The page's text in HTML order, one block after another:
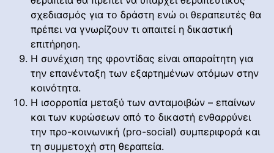
σχεδιασμός για το δράστη ενώ οι θεραπευτές θα
πρέπει να γνωρίζουν τι απαιτεί η δικαστική
επιτήρηση.
Η συνέχιση της φροντίδας είναι απαραίτητη για
την επανένταξη των εξαρτημένων ατόμων στην
κοινότητα.
Η ισορροπία μεταξύ των ανταμοιβών – επαίνων
και των κυρώσεων από το δικαστή ενθαρρύνει
την προ-κοινωνική (pro-social) συμπεριφορά και
τη συμμετοχή στη θεραπεία.